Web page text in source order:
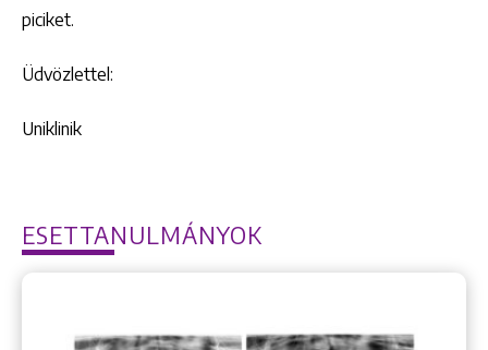
piciket.
Üdvözlettel:
Uniklinik
ESETTANULMÁNYOK